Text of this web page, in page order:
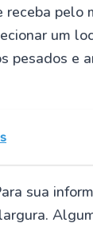
receba pelo
um
pesados ​​e
sua